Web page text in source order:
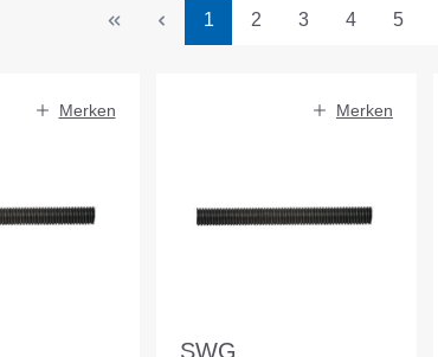
Seite
1 Seite
2 Seite
3 Seite
4 Seite
5
Merken Merken
SWG